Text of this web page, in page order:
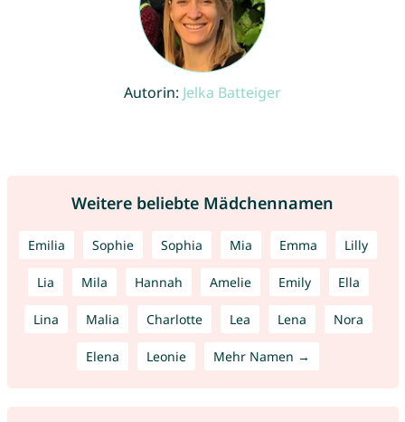
Autorin: Jelka Batteiger
Weitere beliebte Mädchennamen
Emilia Sophie Sophia Mia Emma Lilly
Lia Mila Hannah Amelie Emily Ella
Lina Malia Charlotte Lea Lena Nora
Elena Leonie Mehr Namen →